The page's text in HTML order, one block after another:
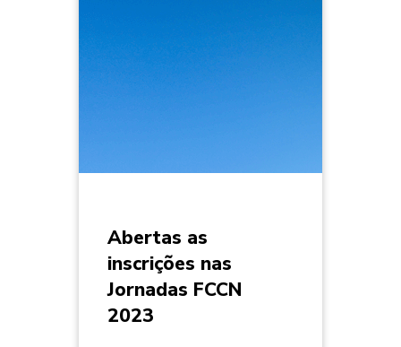
Abertas as
inscrições nas
Jornadas FCCN
2023